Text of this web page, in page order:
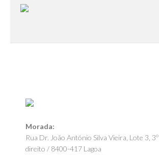
Morada:
Rua Dr. João António Silva Vieira, Lote 3, 3º
direito / 8400-417 Lagoa